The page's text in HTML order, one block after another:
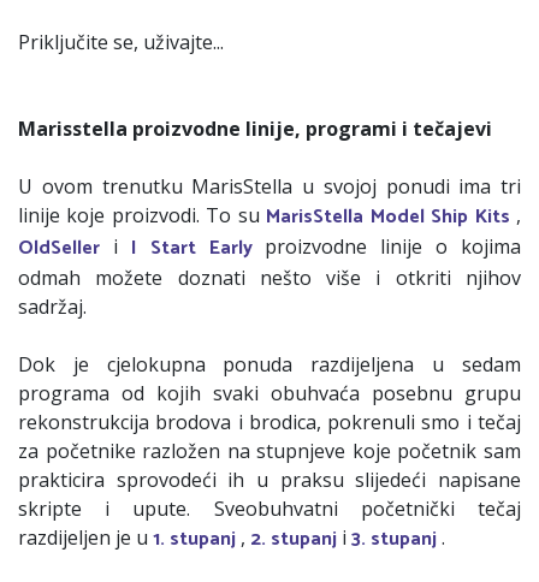
Priključite se, uživajte...
Marisstella proizvodne linije, programi i tečajevi
U ovom trenutku MarisStella u svojoj ponudi ima tri
linije koje proizvodi. To su MarisStella Model Ship Kits ,
OldSeller i I Start Early proizvodne linije o kojima
odmah možete doznati nešto više i otkriti njihov
sadržaj.
Dok je cjelokupna ponuda razdijeljena u sedam
programa od kojih svaki obuhvaća posebnu grupu
rekonstrukcija brodova i brodica, pokrenuli smo i tečaj
za početnike razložen na stupnjeve koje početnik sam
prakticira sprovodeći ih u praksu slijedeći napisane
skripte i upute. Sveobuhvatni početnički tečaj
razdijeljen je u 1. stupanj , 2. stupanj i 3. stupanj.